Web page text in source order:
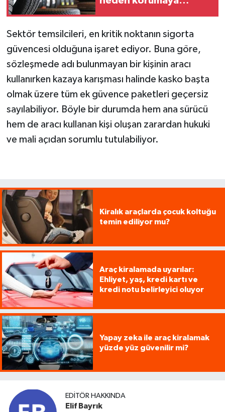
Sektör temsilcileri, en kritik noktanın sigorta
güvencesi olduğuna işaret ediyor. Buna göre,
sözleşmede adı bulunmayan bir kişinin aracı
kullanırken kazaya karışması halinde kasko başta
olmak üzere tüm ek güvence paketleri geçersiz
sayılabiliyor. Böyle bir durumda hem ana sürücü
hem de aracı kullanan kişi oluşan zarardan hukuki
ve mali açıdan sorumlu tutulabiliyor.
Kiralık araçlarda çocuk koltuğu
temin ediliyor mu?
Araç kiralamada uyarılar:
Ehliyet, yaş, kredi kartı ve
kredi notu belirleyici oluyor
Yapay zeka ile araç kiralamak
yüzde yüz güvenilir mi?
EDITÖR HAKKINDA
Elif Bayrık